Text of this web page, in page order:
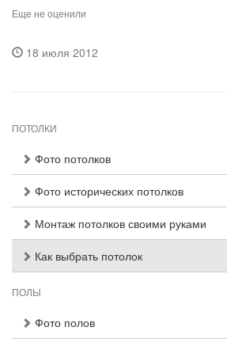
Еще не оценили
18 июля 2012
ПОТОЛКИ
Фото потолков
Фото исторических потолков
Монтаж потолков своими руками
Как выбрать потолок
ПОЛЫ
Фото полов